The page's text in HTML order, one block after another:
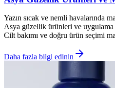
Yazın sıcak ve nemli havalarında
Asya güzellik ürünleri ve
Cilt bakımı ve doğru ürün seçimi
Daha fazla bilgi edinin